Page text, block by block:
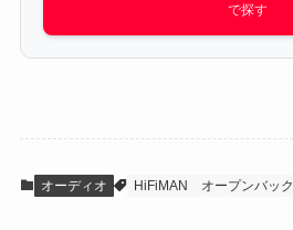
で探す
オーディオ HiFiMAN オープンバック